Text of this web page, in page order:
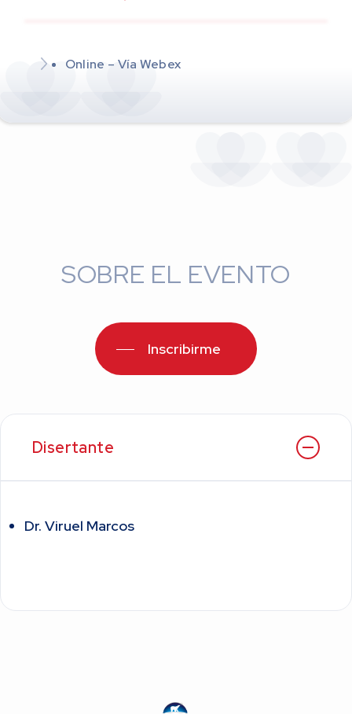
Online – Vía Webex
SOBRE EL EVENTO
Inscribirme
Disertante
Dr. Viruel Marcos